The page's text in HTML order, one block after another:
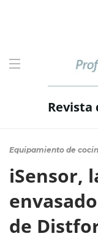
Equipamiento de
iSensor,
de